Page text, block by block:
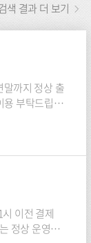
용 부탁드립니
정상 운영합
색 결과 더 보기